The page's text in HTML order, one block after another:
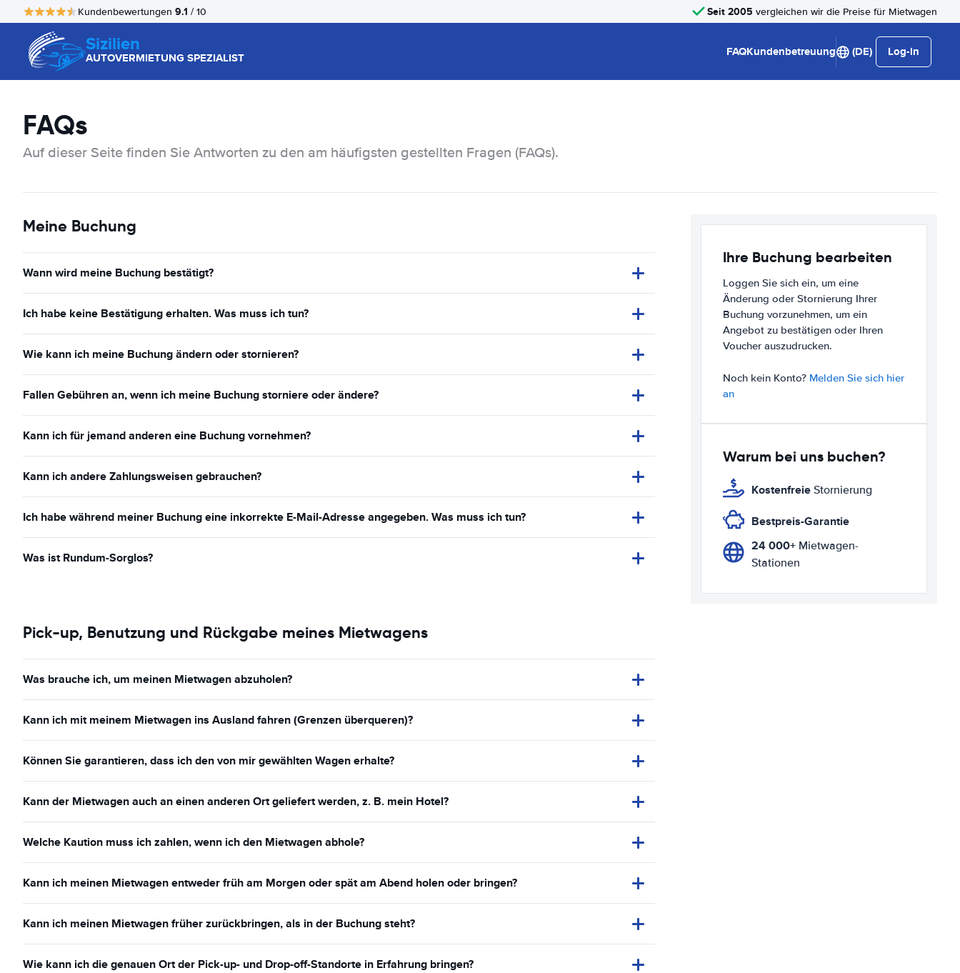
Kundenbewertungen 9.1 / 10 Seit 2005 vergleichen wir die Preise für Mietwagen
Sizilien
AUTOVERMIETUNG SPEZIALIST FAQKundenbetreuung (DE) Log-in
FAQs
Auf dieser Seite finden Sie Antworten zu den am häufigsten gestellten Fragen (FAQs).
Meine Buchung
Wann wird meine Buchung bestätigt?
Ich habe keine Bestätigung erhalten. Was muss ich tun?
Wie kann ich meine Buchung ändern oder stornieren?
Fallen Gebühren an, wenn ich meine Buchung storniere oder ändere?
Kann ich für jemand anderen eine Buchung vornehmen?
Kann ich andere Zahlungsweisen gebrauchen?
Ich habe während meiner Buchung eine inkorrekte E-Mail-Adresse angegeben. Was muss ich tun?
Was ist Rundum-Sorglos?
Pick-up, Benutzung und Rückgabe meines Mietwagens
Was brauche ich, um meinen Mietwagen abzuholen?
Kann ich mit meinem Mietwagen ins Ausland fahren (Grenzen überqueren)?
Können Sie garantieren, dass ich den von mir gewählten Wagen erhalte?
Kann der Mietwagen auch an einen anderen Ort geliefert werden, z. B. mein Hotel?
Welche Kaution muss ich zahlen, wenn ich den Mietwagen abhole?
Kann ich meinen Mietwagen entweder früh am Morgen oder spät am Abend holen oder bringen?
Kann ich meinen Mietwagen früher zurückbringen, als in der Buchung steht?
Wie kann ich die genauen Ort der Pick-up- und Drop-off-Standorte in Erfahrung bringen?
Ihre Buchung bearbeiten
Loggen Sie sich ein, um eine
Änderung oder Stornierung Ihrer
Buchung vorzunehmen, um ein
Angebot zu bestätigen oder Ihren
Voucher auszudrucken.
Noch kein Konto? Melden Sie sich hier
an
Warum bei uns buchen?
Kostenfreie Stornierung
Bestpreis-Garantie
24 000+Mietwagen-
Stationen